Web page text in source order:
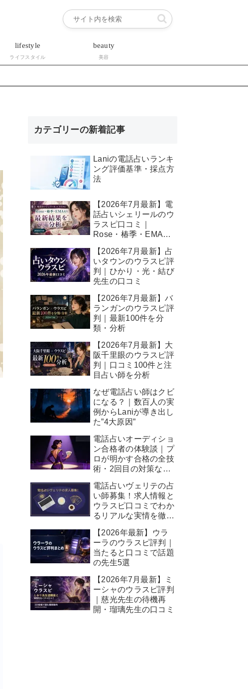
lifestyle
ライフスタイル
beauty
美容
カテゴリーの新着記事
Laniの電話占いランキ
ング評価基準・採点方
法
【2026年7月最新】電
話占いシェリールのウ
ラスピ口コミ｜
Rose・椿季・EMA先
【2026年7月最新】占
いタウンのウラスピ評
判｜ひかり・光・結び
先生の口コミ
【2026年7月最新】バ
ランガンのウラスピ評
判｜最新100件を分
類・分析
【2026年7月最新】大
阪千里眼のウラスピ評
判｜口コミ100件と注
目占い師を分析
なぜ電話占い師はクビ
になる？｜数百人の実
例からLaniが導き出し
た”4大原因”
電話占いオーディショ
ン合格者の体験談｜プ
ロが明かす合格の全技
術・2回目の対策など
電話占いヴェリテの占
い師募集！求人情報と
ウラスピ口コミでわか
るリアルな実情を徹底
【2026年最新】ウラ
ーラのウラスピ評判｜
当たると口コミで話題
の先生5選
【2026年7月最新】ミ
ーシャのウラスピ評判
｜慈光先生の待機再
開・瑠璃先生の口コミ